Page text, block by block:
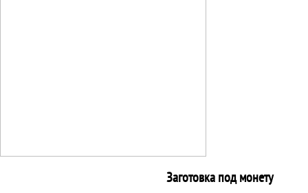
Заготовка под монету